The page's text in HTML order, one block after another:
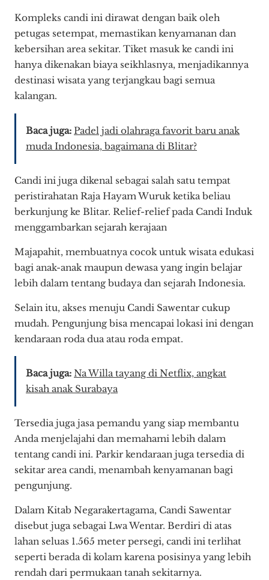
Kompleks candi ini dirawat dengan baik oleh
petugas setempat, memastikan kenyamanan dan
kebersihan area sekitar. Tiket masuk ke candi ini
hanya dikenakan biaya seikhlasnya, menjadikannya
destinasi wisata yang terjangkau bagi semua
kalangan.
Baca juga: Padel jadi olahraga favorit baru anak
muda Indonesia, bagaimana di Blitar?
Candi ini juga dikenal sebagai salah satu tempat
peristirahatan Raja Hayam Wuruk ketika beliau
berkunjung ke Blitar. Relief-relief pada Candi Induk
menggambarkan sejarah kerajaan
Majapahit, membuatnya cocok untuk wisata edukasi
bagi anak-anak maupun dewasa yang ingin belajar
lebih dalam tentang budaya dan sejarah Indonesia.
Selain itu, akses menuju Candi Sawentar cukup
mudah. Pengunjung bisa mencapai lokasi ini dengan
kendaraan roda dua atau roda empat.
Baca juga: Na Willa tayang di Netflix, angkat
kisah anak Surabaya
Tersedia juga jasa pemandu yang siap membantu
Anda menjelajahi dan memahami lebih dalam
tentang candi ini. Parkir kendaraan juga tersedia di
sekitar area candi, menambah kenyamanan bagi
pengunjung.
Dalam Kitab Negarakertagama, Candi Sawentar
disebut juga sebagai Lwa Wentar. Berdiri di atas
lahan seluas 1.565 meter persegi, candi ini terlihat
seperti berada di kolam karena posisinya yang lebih
rendah dari permukaan tanah sekitarnya.